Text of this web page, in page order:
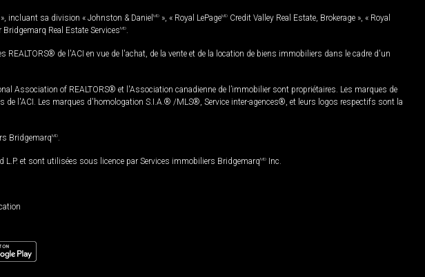
», incluant sa division « Johnston & Daniel MD », « Royal LePageMD Credit Valley Real Estate, Brokerage », « Royal
Real Estate ServicesMD
de l'ACI en vue de l'achat, de la vente et de la location de biens immobiliers dans le cadre d'un
Association of REALTORS® et l'Association canadienne de l’immobilier sont propriétaires. Les marques de
l'ACI. Les marques d'homologation S.I.A.® /MLS®, Service inter-agences®, et leurs logos respectifs sont la
BridgemarqMD
et sont utilisées sous licence par Services immobiliers BridgemarqMD Inc.